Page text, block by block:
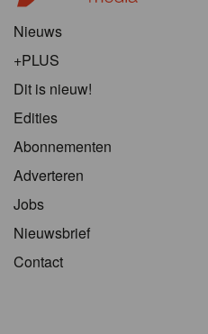
Nieuws
+PLUS
Dit is nieuw!
Edities
Abonnementen
Adverteren
Jobs
Nieuwsbrief
Contact